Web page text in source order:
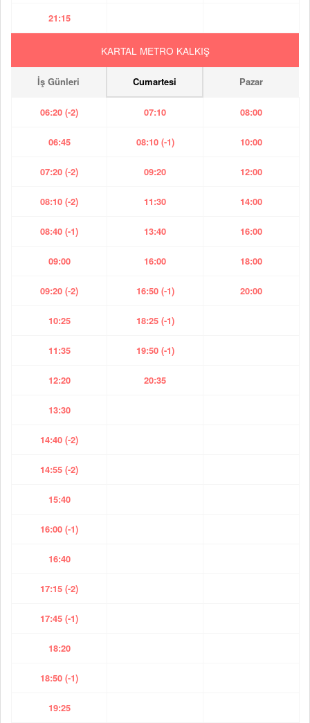
21:15
KARTAL METRO KALKIŞ
İş Günleri Cumartesi Pazar
06:20 (-2) 07:10 08:00
06:45 08:10 (-1) 10:00
07:20 (-2) 09:20 12:00
08:10 (-2) 11:30 14:00
08:40 (-1) 13:40 16:00
09:00 16:00 18:00
09:20 (-2) 16:50 (-1) 20:00
10:25 18:25 (-1)
11:35 19:50 (-1)
12:20 20:35
13:30
14:40 (-2)
14:55 (-2)
15:40
16:00 (-1)
16:40
17:15 (-2)
17:45 (-1)
18:20
18:50 (-1)
19:25